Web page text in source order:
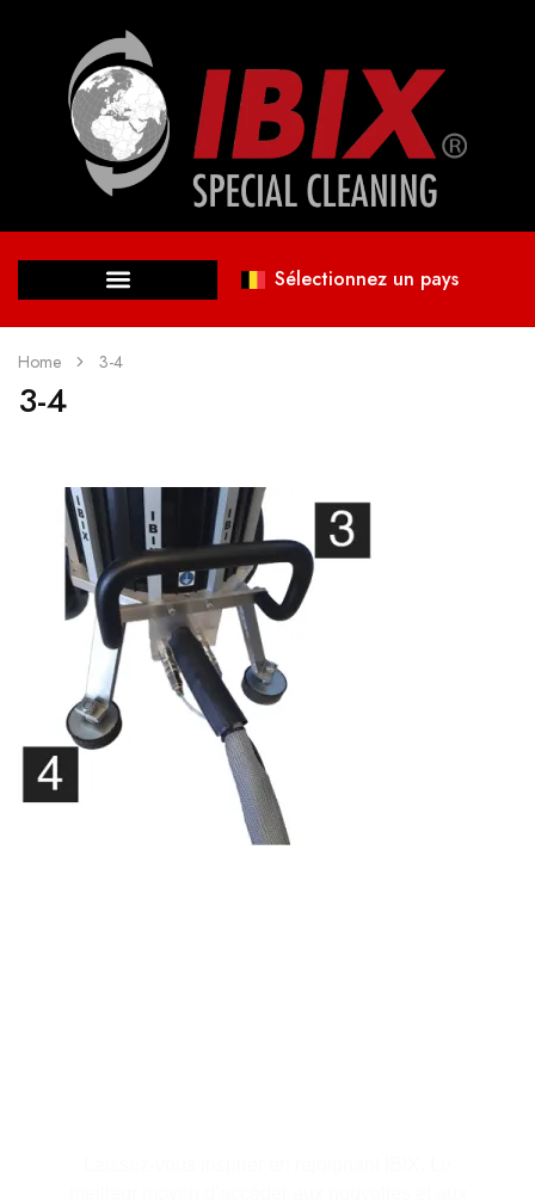
Sélectionnez un pays
Home 3-4
3-4